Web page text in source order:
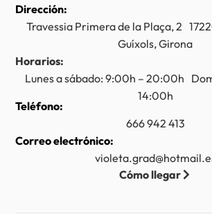
Dirección:
Travessia Primera de la Plaça, 2
Guíxols, Girona
Horarios:
Lunes a sábado: 9:00h – 20:00h
14:00h
Teléfono:
666 942 413
Correo electrónico:
Cómo llegar